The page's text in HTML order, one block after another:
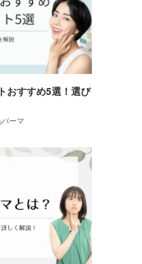
おすすめ5選！選び
ーマ